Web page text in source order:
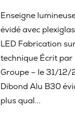
Enseigne
évidé avec
LED Fabrication
technique Écrit par
Groupe – le 31/12/
Dibond Alu B30
plus qual...